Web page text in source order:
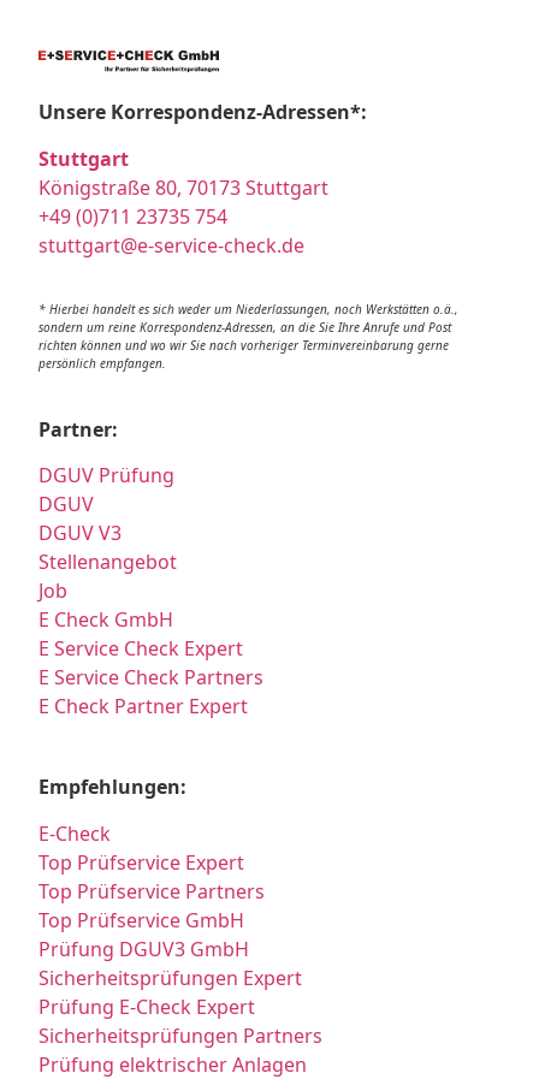
Unsere Korrespondenz-Adressen*:
Stuttgart
Königstraße 80, 70173 Stuttgart
+49 (0)711 23735 754
stuttgart@e-service-check.de
* Hierbei handelt es sich weder um Niederlassungen, noch Werkstätten o.ä.,
sondern um reine Korrespondenz-Adressen, an die Sie Ihre Anrufe und Post
richten können und wo wir Sie nach vorheriger Terminvereinbarung gerne
persönlich empfangen.
Partner:
DGUV Prüfung
DGUV
DGUV V3
Stellenangebot
Job
E Check GmbH
E Service Check Expert
E Service Check Partners
E Check Partner Expert
Empfehlungen:
E-Check
Top Prüfservice Expert
Top Prüfservice Partners
Top Prüfservice GmbH
Prüfung DGUV3 GmbH
Sicherheitsprüfungen Expert
Prüfung E-Check Expert
Sicherheitsprüfungen Partners
Prüfung elektrischer Anlagen